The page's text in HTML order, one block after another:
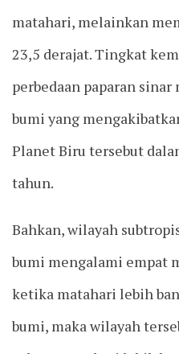
matahari, melainkan
23,5 derajat. Tingkat
perbedaan paparan
bumi yang
Planet Biru tersebut
tahun.
Bahkan, wilayah
bumi mengalami empat
ketika matahari lebih
bumi, maka wilayah